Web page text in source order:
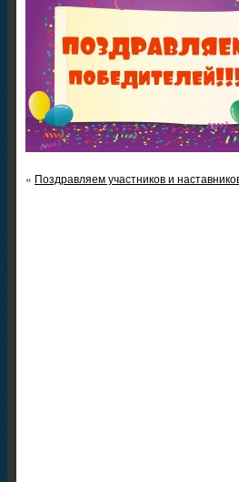
« Поздравляем участников и